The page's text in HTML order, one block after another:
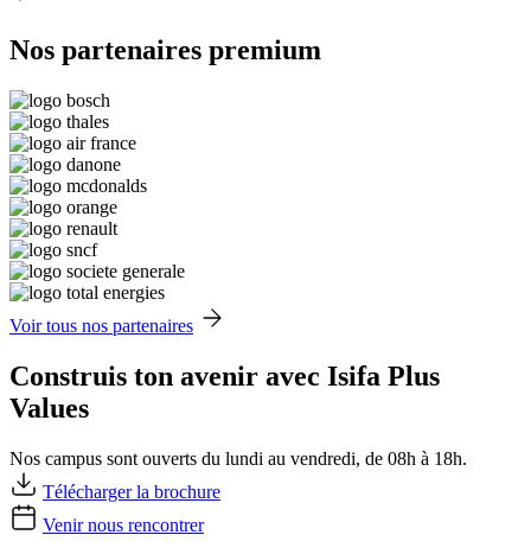
Nos partenaires premium
Voir tous nos partenaires
Construis ton avenir avec Isifa Plus
Values
Nos campus sont ouverts du lundi au vendredi, de 08h à 18h.
Télécharger la brochure
Venir nous rencontrer